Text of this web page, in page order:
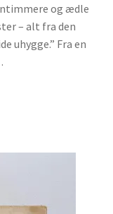
og ædle
– alt fra den
uhygge.” Fra en